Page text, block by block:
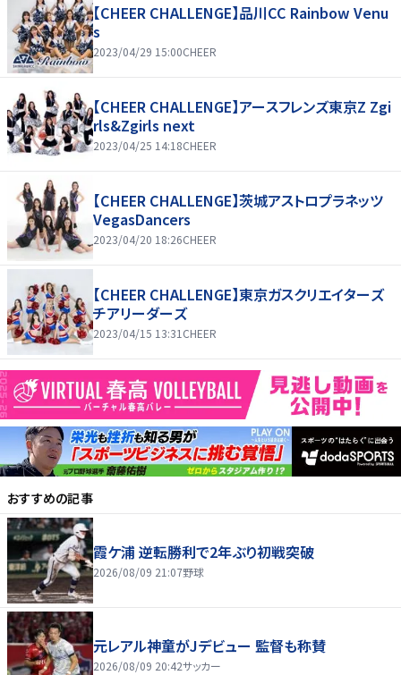
【CHEER CHALLENGE】品川CC Rainbow Venu
s
2023/04/29 15:00CHEER
【CHEER CHALLENGE】アースフレンズ東京Z Zgi
rls&Zgirls next
2023/04/25 14:18CHEER
【CHEER CHALLENGE】茨城アストロプラネッツ
VegasDancers
2023/04/20 18:26CHEER
【CHEER CHALLENGE】東京ガスクリエイターズ
チアリーダーズ
2023/04/15 13:31 CHEER
おすすめの記事
霞ケ浦 逆転勝利で2年ぶり初戦突破
2026/08/09 21:07野球
元レアル神童がJデビュー 監督も称賛
2026/08/09 20:42サッカー